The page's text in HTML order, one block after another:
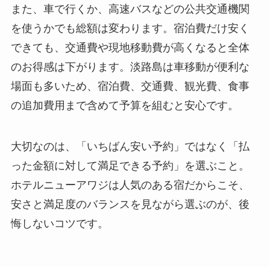
また、車で行くか、高速バスなどの公共交通機関
を使うかでも総額は変わります。宿泊費だけ安く
できても、交通費や現地移動費が高くなると全体
のお得感は下がります。淡路島は車移動が便利な
場面も多いため、宿泊費、交通費、観光費、食事
の追加費用まで含めて予算を組むと安心です。
大切なのは、「いちばん安い予約」ではなく「払
った金額に対して満足できる予約」を選ぶこと。
ホテルニューアワジは人気のある宿だからこそ、
安さと満足度のバランスを見ながら選ぶのが、後
悔しないコツです。